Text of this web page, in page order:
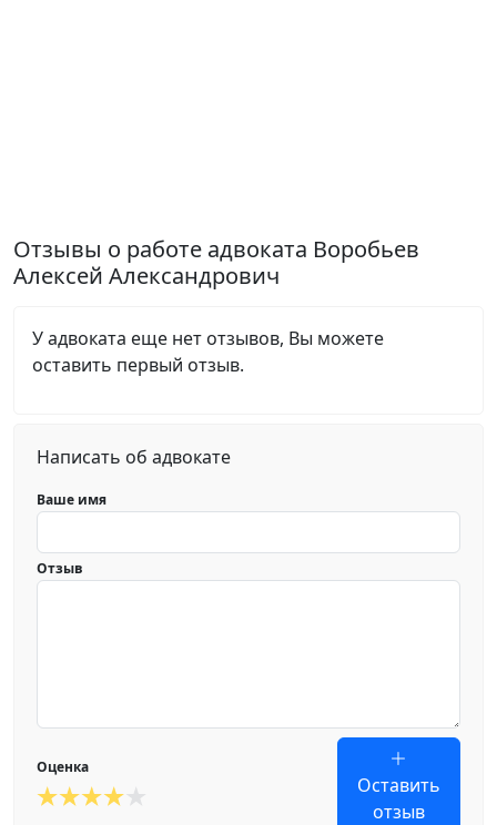
Отзывы о работе адвоката Воробьев
Алексей Александрович
У адвоката еще нет отзывов, Вы можете
оставить первый отзыв.
Написать об адвокате
Ваше имя
Отзыв
Оценка
Оставить
отзыв